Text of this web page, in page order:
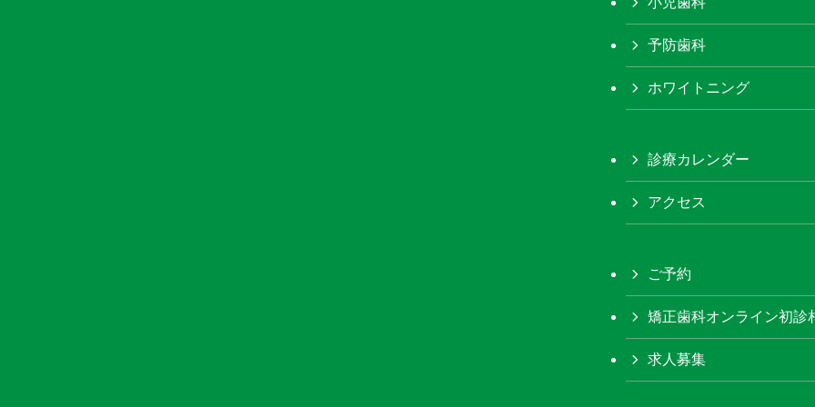
予防歯科
ホワイトニング
診療カレンダー
アクセス
ご予約
矯正歯科オンライン初診
求人募集